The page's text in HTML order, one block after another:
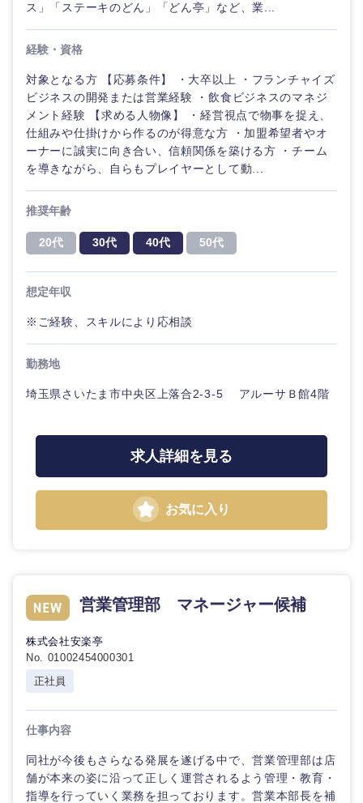
ス」「ステーキのどん」「どん亭」など、業...
経験・資格
対象となる方 【応募条件】 ・大卒以上 ・フランチャイズ
ビジネスの開発または営業経験 ・飲食ビジネスのマネジ
メント経験 【求める人物像】 ・経営視点で物事を捉え、
仕組みや仕掛けから作るのが得意な方 ・加盟希望者やオ
ーナーに誠実に向き合い、信頼関係を築ける方 ・チーム
を導きながら、自らもプレイヤーとして動...
推奨年齢
20代 30代 40代 50代
想定年収
※ご経験、スキルにより応相談
勤務地
埼玉県さいたま市中央区上落合2-3-5 アルーサＢ館4階
求人詳細を見る
お気に入り
営業管理部 マネージャー候補
株式会社安楽亭
No. 01002454000301
正社員
仕事内容
同社が今後もさらなる発展を遂げる中で、営業管理部は店
舗が本来の姿に沿って正しく運営されるよう管理・教育・
指導を行っていく業務を担っております。営業本部長を補